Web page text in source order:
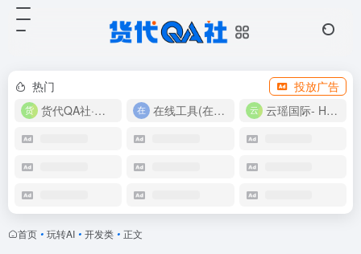
热门
投放广告
货代QA社·让货代之路更简单！
在线工具(在线实用工具200+) 云瑶国际- Harlan-15360639224
首页 • 玩转AI • 开发类 • 正文